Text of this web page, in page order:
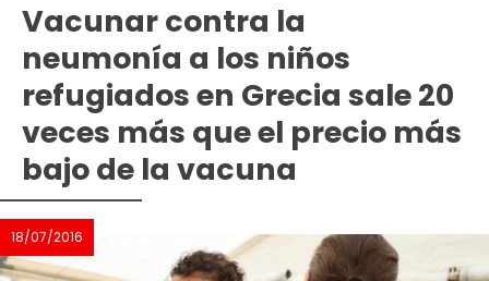
Vacunar contra la
neumonía a los niños
refugiados en Grecia sale 20
veces más que el precio más
bajo de la vacuna
18/07/2016